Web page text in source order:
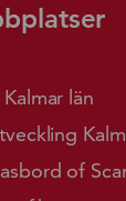
län
of